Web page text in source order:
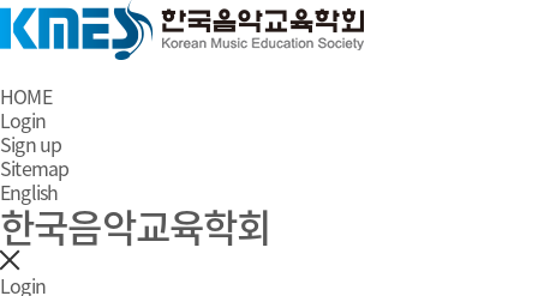
HOME
Login
Sign up
Sitemap
English
한국음악교육학회
Login